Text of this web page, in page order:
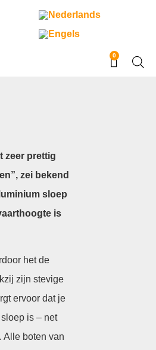
0
zeer prettig
zei bekend
sloep
is
het de
zijn stevige
ervoor dat je
is – net
Alle boten van